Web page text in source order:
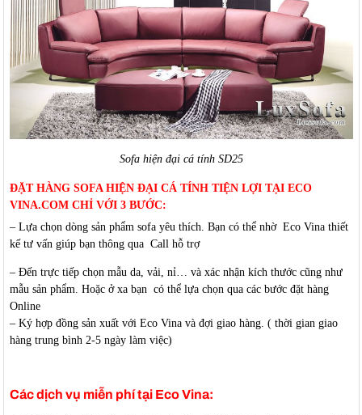
Sofa hiện đại cá tính SD25
ĐẶT HÀNG SOFA HIỆN ĐẠI CÁ TÍNH TIỆN LỢI TẠI ECO
VINA.COM CHỈ VỚI 3 BƯỚC:
– Lựa chọn dòng sản phẩm sofa yêu thích. Bạn có thể nhờ Eco Vina thiết
kế tư vấn giúp bạn thông qua Call hỗ trợ
– Đến trực tiếp chọn mẫu da, vải, nỉ… và xác nhận kích thước cũng như
mẫu sản phẩm. Hoặc ở xa bạn có thể lựa chọn qua các bước đặt hàng
Online
– Ký hợp đồng sản xuất với Eco Vina và đợi giao hàng. ( thời gian giao
hàng trung bình 2-5 ngày làm việc)
Các dịch vụ miễn phí tại Eco Vina: